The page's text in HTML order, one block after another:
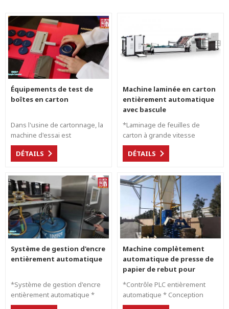
Équipements de test de
boîtes en carton
Dans l'usine de cartonnage, la
machine d'essai est
nécessaire pour la gestion du
matériel, le contrôle de la
livraison aux clients.
DÉTAILS
Machine laminée en carton
entièrement automatique
avec bascule
*Laminage de feuilles de
carton à grande vitesse
jusqu'à 12000s/h * Contrôle du
système d'asservissement
*Carton ondulé ABCEFG de
laminage 2Ply et 4Ply jusqu'au
papier 300GSM *Système
d'alimentation de bord
d'attaque précis *Flip flop pour
réduire la main-d'œuvre pour
l'empilage *Laminateur en
ligne avec ligne ondulée en
option
DÉTAILS
Système de gestion d'encre
entièrement automatique
*Système de gestion d'encre
entièrement automatique *
Gestion entièrement
Machine complètement
automatique de presse de
papier de rebut pour
rebut
*Contrôle PLC entièrement
automatique * Conception
complète d'une usine de